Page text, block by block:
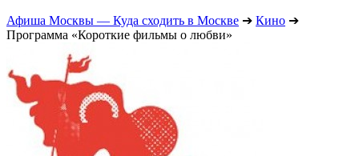
Афиша Москвы — Куда сходить в Москве ➔ Кино ➔
Программа «Короткие фильмы о любви»